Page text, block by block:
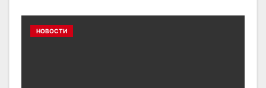
НОВОСТИ